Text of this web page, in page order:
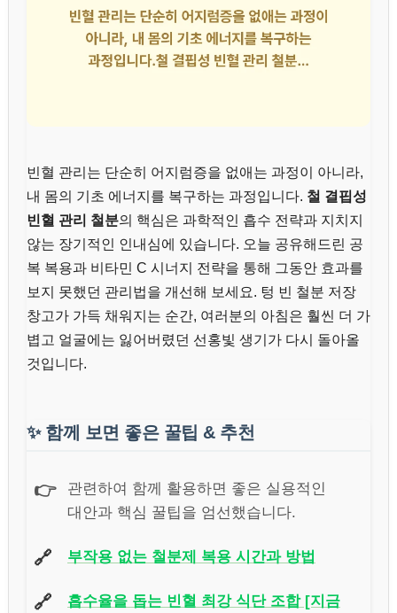
빈혈 관리는 단순히 어지럼증을 없애는 과정이 아니라,
내 몸의 기초 에너지를 복구하는 과정입니다. 철 결핍성
빈혈 관리 철분의 핵심은 과학적인 흡수 전략과 지치지
않는 장기적인 인내심에 있습니다. 오늘 공유해드린 공
복 복용과 비타민 C 시너지 전략을 통해 그동안 효과를
보지 못했던 관리법을 개선해 보세요. 텅 빈 철분 저장
창고가 가득 채워지는 순간, 여러분의 아침은 훨씬 더 가
볍고 얼굴에는 잃어버렸던 선홍빛 생기가 다시 돌아올
것입니다.
✨ 함께 보면 좋은 꿀팁 & 추천
👉
관련하여 함께 활용하면 좋은 실용적인
대안과 핵심 꿀팁을 엄선했습니다.
🔗 부작용 없는 철분제 복용 시간과 방법
🔗
흡수율을 돕는 빈혈 최강 식단 조합 [지금